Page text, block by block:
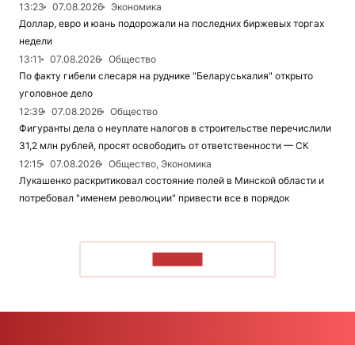
13:23
07.08.2026
Экономика
Доллар, евро и юань подорожали на последних биржевых торгах
недели
13:11
07.08.2026
Общество
По факту гибели слесаря на руднике "Беларуськалия" открыто
уголовное дело
12:39
07.08.2026
Общество
Фигуранты дела о неуплате налогов в строительстве перечислили
31,2 млн рублей, просят освободить от ответственности — СК
12:15
07.08.2026
Общество, Экономика
Лукашенко раскритиковал состояние полей в Минской области и
потребовал "именем революции" привести все в порядок